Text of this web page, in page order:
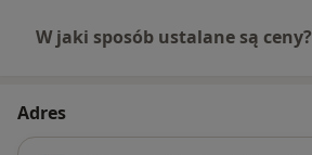
W jaki sposób ustalane są ceny?
Adres